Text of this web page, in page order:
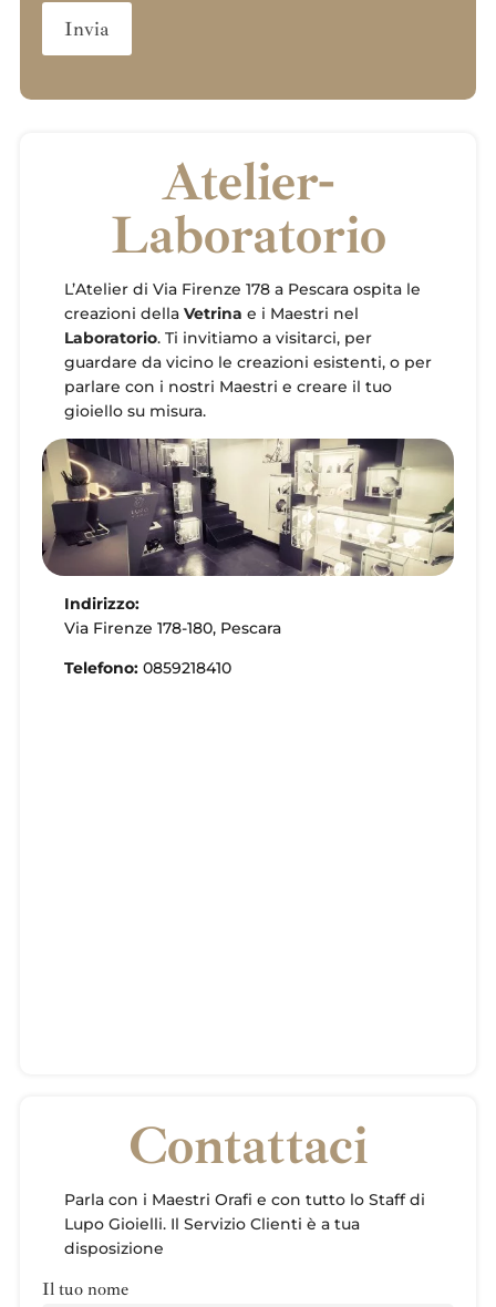
Atelier-
Laboratorio
L’Atelier di Via Firenze 178 a Pescara ospita le
creazioni della Vetrina e i Maestri nel
Laboratorio. Ti invitiamo a visitarci, per
guardare da vicino le creazioni esistenti, o per
parlare con i nostri Maestri e creare il tuo
gioiello su misura.
Indirizzo:
Via Firenze 178-180, Pescara
Telefono: 0859218410
Contattaci
Parla con i Maestri Orafi e con tutto lo Staff di
Lupo Gioielli. Il Servizio Clienti è a tua
disposizione
Il tuo nome